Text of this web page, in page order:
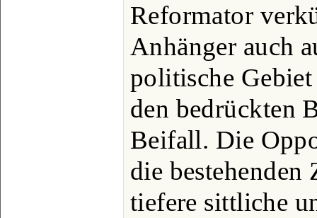
Reformator
Anhänger auch
politische
den bedrückten
Beifall. Die
die bestehenden
tiefere sittliche